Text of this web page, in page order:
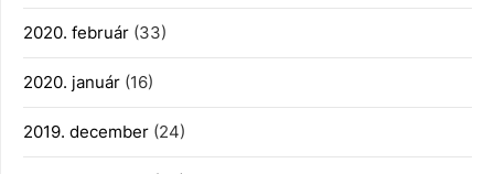
2020. február (33)
2020. január (16)
2019. december (24)